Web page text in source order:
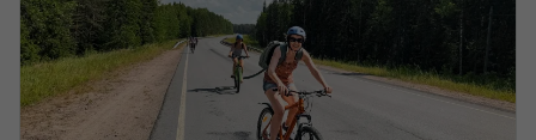
Корпоративные
О компании
Журнал